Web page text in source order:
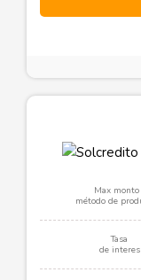
Max
método de
Tasa
de interes